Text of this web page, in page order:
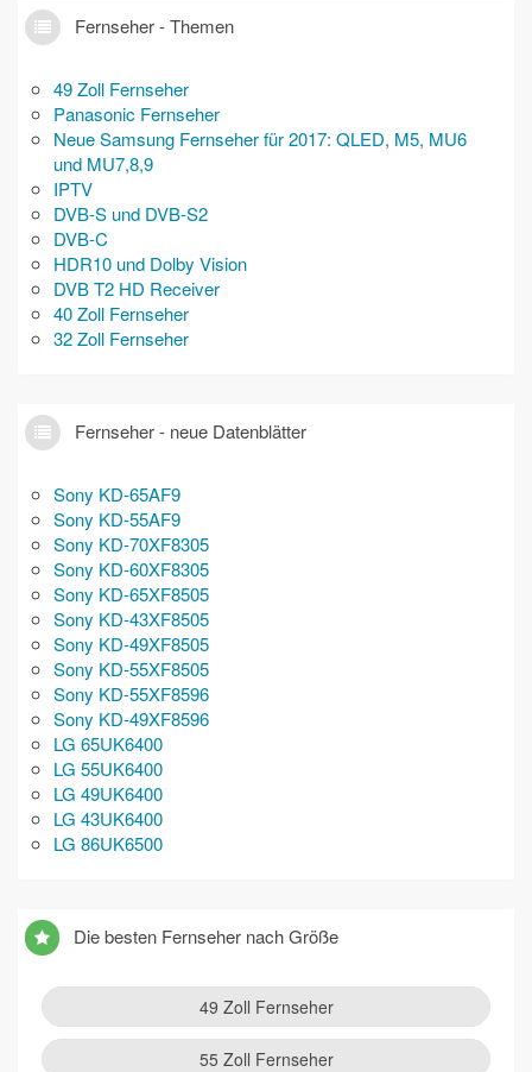
Fernseher - Themen
49 Zoll Fernseher
Panasonic Fernseher
Neue Samsung Fernseher für 2017: QLED, M5, MU6
und MU7,8,9
IPTV
DVB-S und DVB-S2
DVB-C
HDR10 und Dolby Vision
DVB T2 HD Receiver
40 Zoll Fernseher
32 Zoll Fernseher
Fernseher - neue Datenblätter
Sony KD-65AF9
Sony KD-55AF9
Sony KD-70XF8305
Sony KD-60XF8305
Sony KD-65XF8505
Sony KD-43XF8505
Sony KD-49XF8505
Sony KD-55XF8505
Sony KD-55XF8596
Sony KD-49XF8596
LG 65UK6400
LG 55UK6400
LG 49UK6400
LG 43UK6400
LG 86UK6500
Die besten Fernseher nach Größe
49 Zoll Fernseher
55 Zoll Fernseher